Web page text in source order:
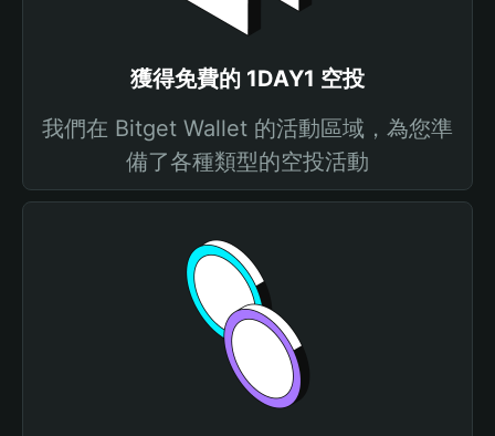
獲得免費的 1DAY1 空投
我們在 Bitget Wallet 的活動區域，為您準
備了各種類型的空投活動